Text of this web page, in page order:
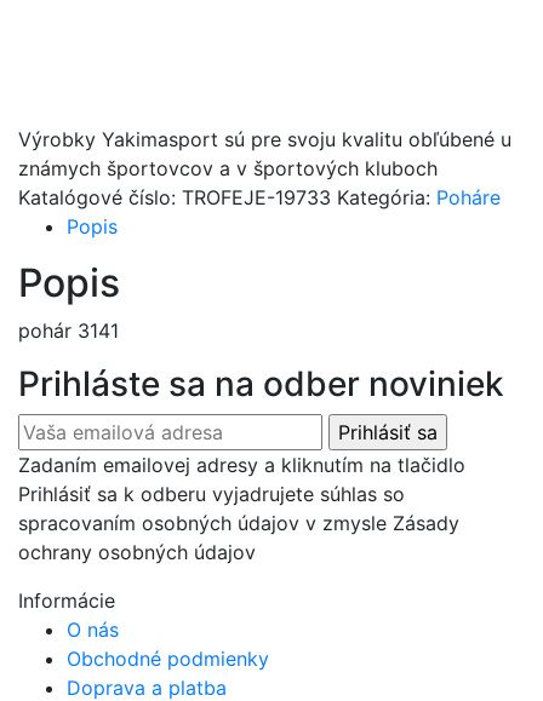
Výrobky Yakimasport sú pre svoju kvalitu obľúbené u
známych športovcov a v športových kluboch
Katalógové číslo: TROFEJE-19733 Kategória: Poháre
Popis
Popis
pohár 3141
Prihláste sa na odber noviniek
Zadaním emailovej adresy a kliknutím na tlačidlo
Prihlásiť sa k odberu vyjadrujete súhlas so
spracovaním osobných údajov v zmysle Zásady
ochrany osobných údajov
Informácie
O nás
Obchodné podmienky
Doprava a platba